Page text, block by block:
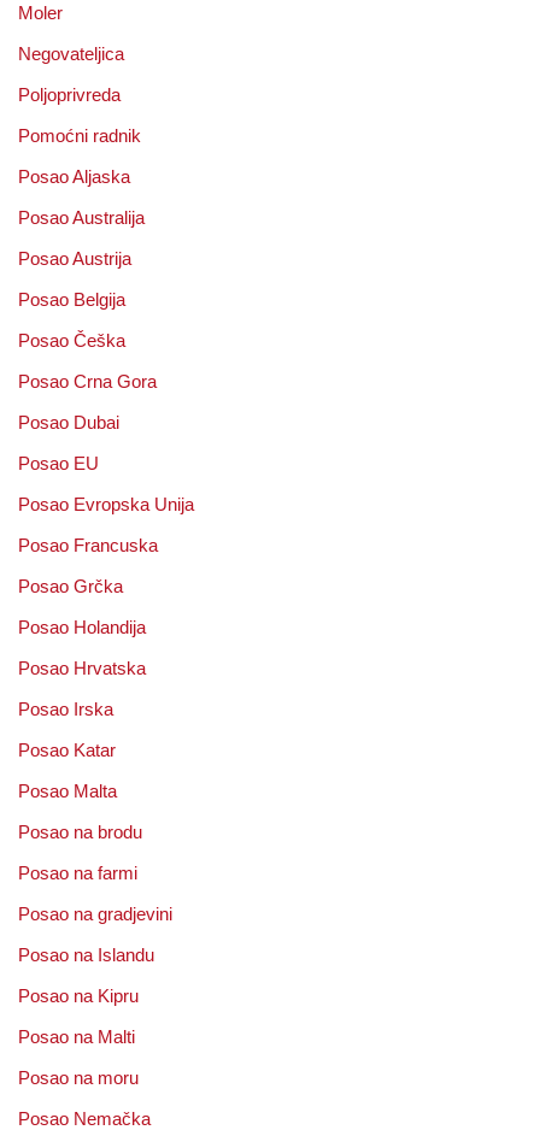
Moler
Negovateljica
Poljoprivreda
Pomoćni radnik
Posao Aljaska
Posao Australija
Posao Austrija
Posao Belgija
Posao Češka
Posao Crna Gora
Posao Dubai
Posao EU
Posao Evropska Unija
Posao Francuska
Posao Grčka
Posao Holandija
Posao Hrvatska
Posao Irska
Posao Katar
Posao Malta
Posao na brodu
Posao na farmi
Posao na gradjevini
Posao na Islandu
Posao na Kipru
Posao na Malti
Posao na moru
Posao Nemačka